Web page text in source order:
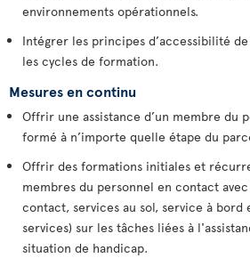
environnements opérationnels.
Intégrer les principes d’accessibilité
les cycles de formation.
Mesures en continu
Offrir une assistance d’un membre du
formé à n’importe quelle étape du
Offrir des formations initiales et
membres du personnel en contact
contact, services au sol, service à bord
services) sur les tâches liées à
situation de handicap.